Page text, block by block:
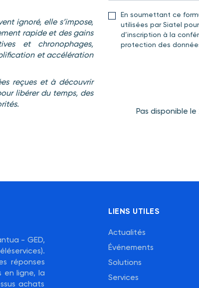
ignoré, elle s’impose,
rapide et des gains
et chronophages,
et accélération
reçues et à découvrir
libérer du temps, des
En soumettant ce
utilisées par Siatel
d’inscription à la
protection des
Pas disponible
- GED,
réponses
en ligne, la
achats
LIENS UTILES
Actualités
Événements
Solutions
Services